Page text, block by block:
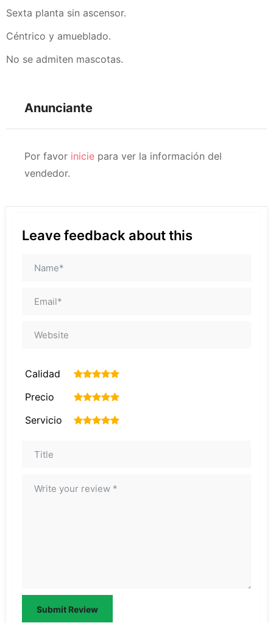
Sexta planta sin ascensor.
Céntrico y amueblado.
No se admiten mascotas.
Anunciante
Por favor inicie para ver la información del
vendedor.
Leave feedback about this
Calidad 5
4
3
2
Precio 5
4
3
2
Servicio 5
4
3
2